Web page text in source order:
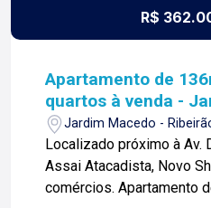
R$
Apartamento de
quartos à venda -
Jardim Macedo -
Localizado próximo à Av.
Assai Atacadista, Novo
comércios. Apartamento de 136m² com: -03